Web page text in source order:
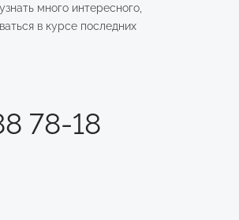
много интересного,
в курсе последних
78-18